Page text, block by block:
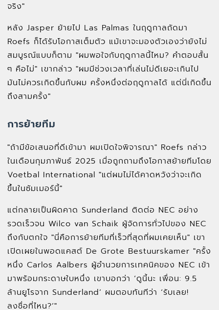
จริง"
หลัง Jasper ย้ายไป Las Palmas ในฤดูกาลถัดมา
Roefs ก็ได้รับโอกาสเต็มตัว แม้เขาจะมองตัวเองว่ายังไม่
สมบูรณ์แบบก็ตาม "ผมพอใจกับฤดูกาลนี้ไหม? คำตอบสั้น
ๆ คือไม่" เขากล่าว "ผมมีช่วงเวลาที่เล่นไม่ดีเยอะเกินไป
มันไม่ควรเกิดขึ้นกับผม ครั้งหนึ่งต่อฤดูกาลได้ แต่นี่เกิดขึ้น
ถึงสามครั้ง"
การย้ายทีม
"ถ้ามีข้อเสนอที่ดีเข้ามา ผมเปิดใจพิจารณา" Roefs กล่าว
ในเดือนกุมภาพันธ์ 2025 เมื่อถูกถามถึงโอกาสย้ายทีมโดย
Voetbal International "แต่ผมไม่ได้คาดหวังว่าจะเกิด
ขึ้นในซัมเมอร์นี้"
แต่กลายเป็นผิดคาด Sunderland ติดต่อ NEC อย่าง
รวดเร็วจน Wilco van Schaik ผู้จัดการทั่วไปของ NEC
ถึงกับตกใจ "นี่คือการย้ายทีมที่เร็วที่สุดที่ผมเคยเห็น" เขา
เปิดเผยในพอดแคสต์ De Grote Bestuurskamer "ครั้ง
หนึ่ง Carlos Aalbers ผู้อำนวยการเทคนิคของ NEC เข้า
มาพร้อมกระดาษใบหนึ่ง เขาบอกว่า ‘ดูนี้นะ เพื่อน: 9.5
ล้านยูโรจาก Sunderland’ ผมตอบทันทีว่า ‘รับเลย!
ลงชื่อที่ไหน?’"